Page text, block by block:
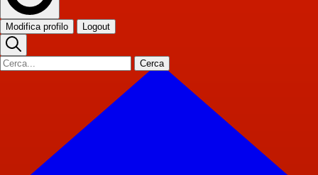
Modifica profilo Logout
Cerca